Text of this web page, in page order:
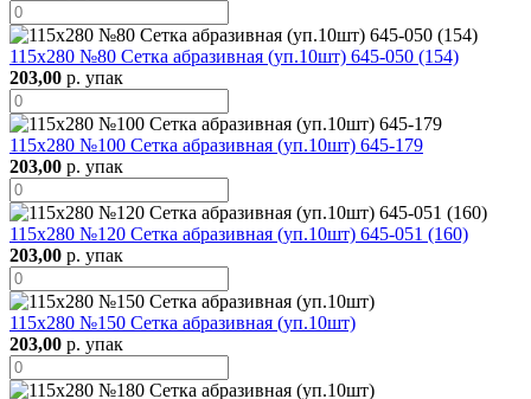
115х280 №80 Сетка абразивная (уп.10шт) 645-050 (154)
203,00 р. упак
115х280 №100 Сетка абразивная (уп.10шт) 645-179
203,00 р. упак
115х280 №120 Сетка абразивная (уп.10шт) 645-051 (160)
203,00 р. упак
115х280 №150 Сетка абразивная (уп.10шт)
203,00 р. упак